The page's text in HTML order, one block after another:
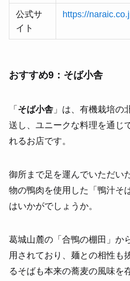
公式サ
イト
https://
おすすめ9：そば小舎
「 そば小舎」は、有機栽培の
送し、ユニークな料理を通じ
れるお店です。
御所まで足を運んでいただい
物の鴨肉を使用した「鴨汁そ
はいかがでしょうか。
葛城山麓の「合鴨の棚田」か
用されており、麺との相性も
るそばも本来の蕎麦の風味を